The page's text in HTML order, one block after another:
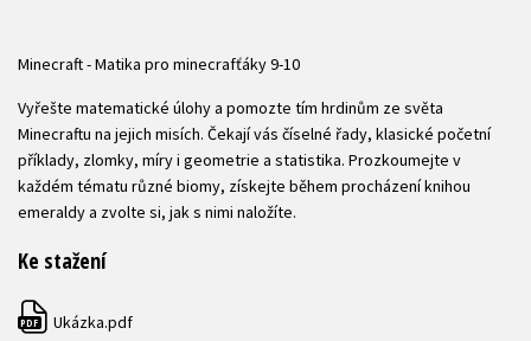
Minecraft - Matika pro minecrafťáky 9-10
Vyřešte matematické úlohy a pomozte tím hrdinům ze světa
Minecraftu na jejich misích. Čekají vás číselné řady, klasické početní
příklady, zlomky, míry i geometrie a statistika. Prozkoumejte v
každém tématu různé biomy, získejte během procházení knihou
emeraldy a zvolte si, jak s nimi naložíte.
Ke stažení
PDF Ukázka.pdf